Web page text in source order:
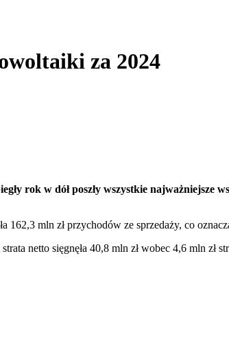
za 2024
rok w dół poszły wszystkie najważniejsze
162,3 mln zł przychodów ze sprzedaży, co
netto sięgnęła 40,8 mln zł wobec 4,6 mln zł